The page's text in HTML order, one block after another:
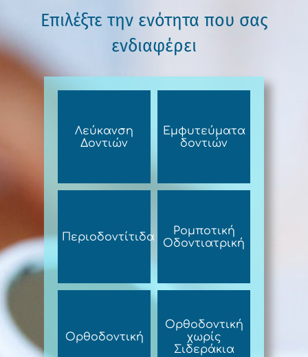
Επιλέξτε την ενότητα που σας
ενδιαφέρει
Λεύκανση
Δοντιών
Εμφυτεύματα
δοντιών
Περιοδοντίτιδα
Ρομποτική
Οδοντιατρική
Ορθοδοντική
Ορθοδοντική
χωρίς
Σιδεράκια